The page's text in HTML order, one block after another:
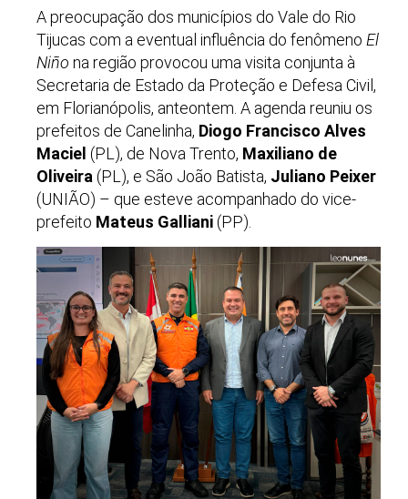
A preocupação dos municípios do Vale do Rio
Tijucas com a eventual influência do fenômeno El
Niño na região provocou uma visita conjunta à
Secretaria de Estado da Proteção e Defesa Civil,
em Florianópolis, anteontem. A agenda reuniu os
prefeitos de Canelinha, Diogo Francisco Alves
Maciel (PL), de Nova Trento, Maxiliano de
Oliveira (PL), e São João Batista, Juliano Peixer
(UNIÃO) – que esteve acompanhado do vice-
prefeito Mateus Galliani (PP).